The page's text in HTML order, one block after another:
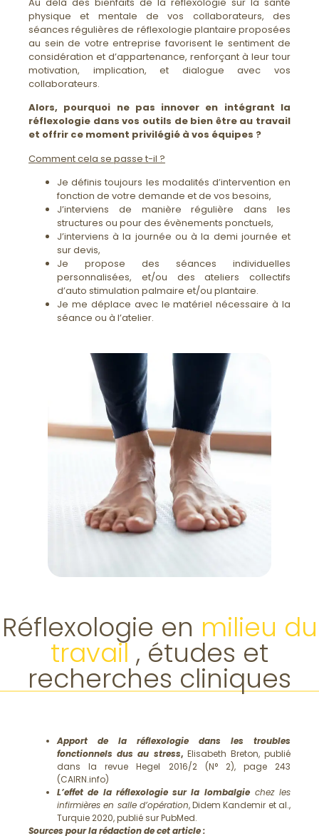
physique et mentale de vos collaborateurs, des
séances régulières de réflexologie plantaire proposées
au sein de votre entreprise favorisent le sentiment de
considération et d’appartenance, renforçant à leur tour
motivation, implication, et dialogue avec vos
collaborateurs.
Alors, pourquoi ne pas innover en intégrant la
réflexologie dans vos outils de bien être au travail
et offrir ce moment privilégié à vos équipes ?
Comment cela se passe t-il ?
Je définis toujours les modalités d’intervention en
fonction de votre demande et de vos besoins,
J’interviens de manière régulière dans les
structures ou pour des évènements ponctuels,
J’interviens à la journée ou à la demi journée et
sur devis,
Je propose des séances individuelles
personnalisées, et/ou des ateliers collectifs
d’auto stimulation palmaire et/ou plantaire.
Je me déplace avec le matériel nécessaire à la
séance ou à l’atelier.
Réflexologie en milieu du
travail, études et
recherches cliniques
Apport de la réflexologie dans les troubles
fonctionnels dus au stress,Elisabeth Breton, publié
dans la revue Hegel 2016/2 (N° 2), page 243
(CAIRN.info)
L’effet de la réflexologie sur la lombalgiechez les
infirmières en salle d’opération, Didem Kandemir et al.,
Turquie 2020, publié sur PubMed.
Sources pour la rédaction de cet article :